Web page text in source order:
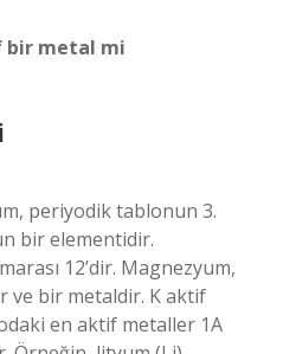
bir metal mi
periyodik tablonun 3.
bir elementidir.
12’dir. Magnezyum,
ve bir metaldir. K aktif
en aktif metaller 1A